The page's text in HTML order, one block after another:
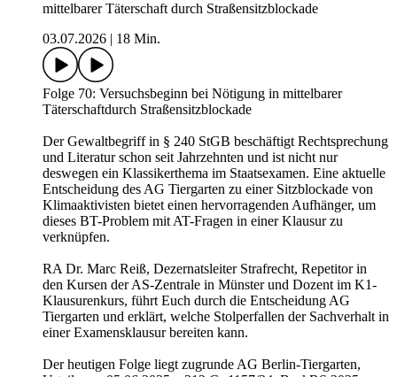
mittelbarer Täterschaft durch Straßensitzblockade
03.07.2026
18 Min.
Folge 70: Versuchsbeginn bei Nötigung in mittelbarer
Täterschaftdurch Straßensitzblockade
Der Gewaltbegriff in § 240 StGB beschäftigt Rechtsprechung
und Literatur schon seit Jahrzehnten und ist nicht nur
deswegen ein Klassikerthema im Staatsexamen. Eine aktuelle
Entscheidung des AG Tiergarten zu einer Sitzblockade von
Klimaaktivisten bietet einen hervorragenden Aufhänger, um
dieses BT-Problem mit AT-Fragen in einer Klausur zu
verknüpfen.
RA Dr. Marc Reiß, Dezernatsleiter Strafrecht, Repetitor in
den Kursen der AS-Zentrale in Münster und Dozent im K1-
Klausurenkurs, führt Euch durch die Entscheidung AG
Tiergarten und erklärt, welche Stolperfallen der Sachverhalt in
einer Examensklausur bereiten kann.
Der heutigen Folge liegt zugrunde AG Berlin-Tiergarten,